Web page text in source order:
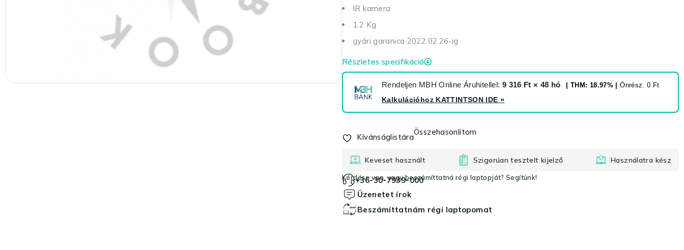
IR kamera
1.2 Kg
gyári garanica 2022.02.26-ig
Részletes specifikáció
Rendeljen MBH Online Áruhitellel: 9 316 Ft × 48 hó | THM: 18.97% |Önrész: 0 Ft
Kalkulációhoz KATTINTSON IDE »
Kívánságlistára
Összehasonlítom
Keveset használt Szigorúan tesztelt kijelző Használatra kész
Kérdése van, vagy beszámíttatná régi laptopját? Segítünk!
+36-30-7939-000
Üzenetet írok
Beszámíttatnám régi laptopomat